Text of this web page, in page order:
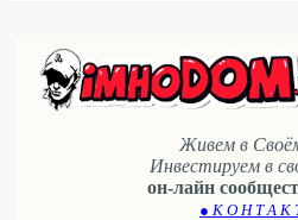
Живем в
Инвестируем в
он-лайн
● К О Н Т А К